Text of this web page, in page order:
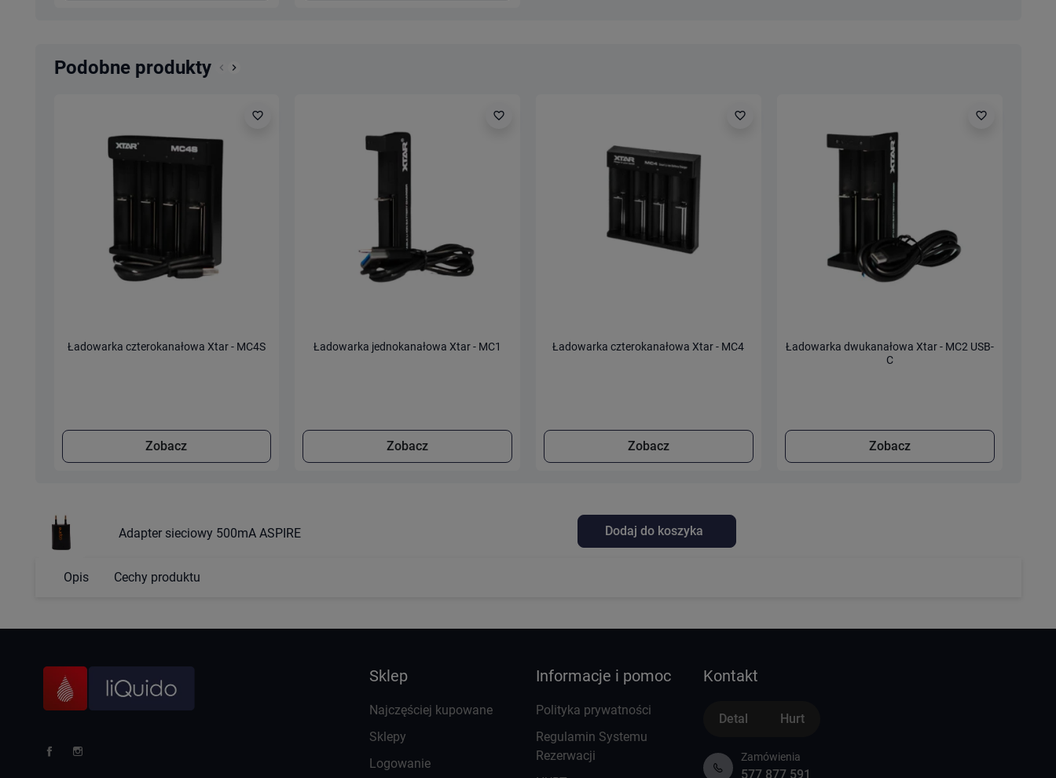
Podobne produkty Poprzedni
keyboard_arrow_left
Następny
keyboard_arrow_right
favorite_border
Ładowarka czterokanałowa Xtar - MC4S
Zobacz
favorite_border
Ładowarka jednokanałowa Xtar - MC1
Zobacz
favorite_border
Ładowarka czterokanałowa Xtar - MC4
Zobacz
favorite_border
Ładowarka dwukanałowa Xtar - MC2 USB-
C
Zobacz
Adapter sieciowy 500mA ASPIRE Dodaj do koszyka
Opis Cechy produktu
Sklep
Najczęściej kupowane
Sklepy
Logowanie
Informacje i pomoc
Polityka prywatności
Regulamin Systemu
Rezerwacji
Kontakt
Detal Hurt
Zamówienia
577 877 591